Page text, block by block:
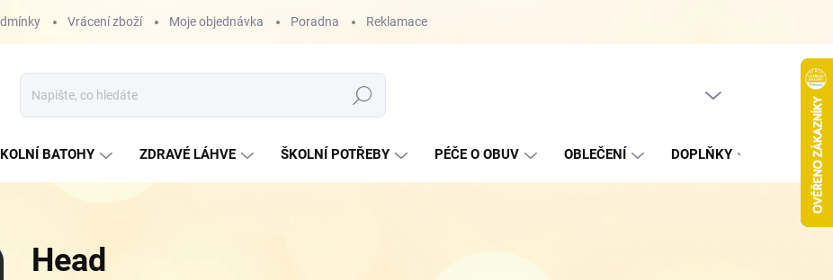
Vrácení zboží Moje objednávka Poradna Reklamace
Hledat
BATOHY ZDRAVÉ LÁHVE ŠKOLNÍ POTŘEBY PÉČE O OBUV OBLEČENÍ DOPLŇKY
Head